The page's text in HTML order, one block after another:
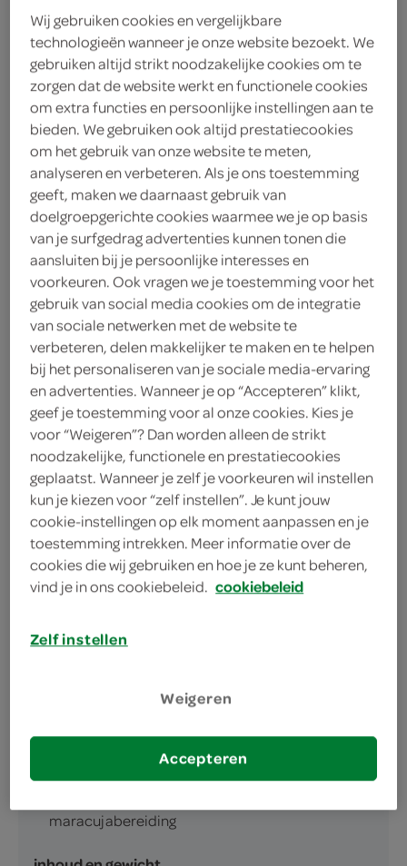
Almhof Roomyoghurt
Maracuja Perzik
Almhof
2.
95
500 Gram
Let op: aanbiedingen zijn niet zichtbaar bij de
producten, maar worden wél automatisch
verwerkt in de winkelmand.
romige yoghurt met frisse maracuja en perzik, ideaal
voor een fruitig genietmoment
Almhof roomyoghurt is ambachtelijk bereid
Friszoete maracuja perzik smaak
Gemaakt van verse Alpenmelk
omschrijving
maracujabereiding
Wij gebruiken cookies en vergelijkbare
technologieën wanneer je onze website bezoekt. We
gebruiken altijd strikt noodzakelijke cookies om te
zorgen dat de website werkt en functionele cookies
om extra functies en persoonlijke instellingen aan te
bieden. We gebruiken ook altijd prestatiecookies
om het gebruik van onze website te meten,
analyseren en verbeteren. Als je ons toestemming
geeft, maken we daarnaast gebruik van
doelgroepgerichte cookies waarmee we je op basis
van je surfgedrag advertenties kunnen tonen die
aansluiten bij je persoonlijke interesses en
voorkeuren. Ook vragen we je toestemming voor het
gebruik van social media cookies om de integratie
van sociale netwerken met de website te
verbeteren, delen makkelijker te maken en te helpen
bij het personaliseren van je sociale media-ervaring
en advertenties. Wanneer je op “Accepteren” klikt,
geef je toestemming voor al onze cookies. Kies je
voor “Weigeren”? Dan worden alleen de strikt
noodzakelijke, functionele en prestatiecookies
geplaatst. Wanneer je zelf je voorkeuren wil instellen
kun je kiezen voor “zelf instellen”. Je kunt jouw
cookie-instellingen op elk moment aanpassen en je
toestemming intrekken. Meer informatie over de
cookies die wij gebruiken en hoe je ze kunt beheren,
vind je in ons cookiebeleid. cookiebeleid
Zelf instellen
Weigeren
Accepteren